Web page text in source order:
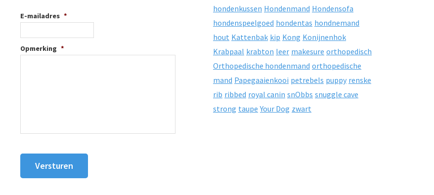
E-mailadres *
Opmerking *
hondenkussen Hondenmand Hondensofa
hondenspeelgoed hondentas hondnemand
hout Kattenbak kip Kong Konijnenhok
Krabpaal krabton leer makesure orthopedisch
Orthopedische hondenmand orthopedische
mand Papegaaienkooi petrebels puppy renske
rib ribbed royal canin snObbs snuggle cave
strong taupe Your Dog zwart